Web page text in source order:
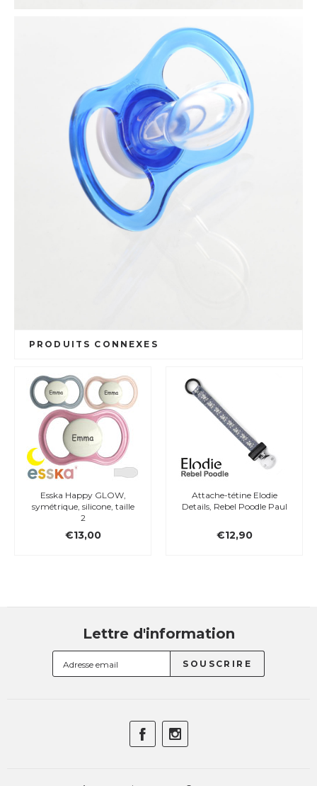
PRODUITS CONNEXES
Esska Happy GLOW,
symétrique, silicone, taille
2
€13,00
Attache-tétine Elodie
Details, Rebel Poodle Paul
€12,90
Lettre d'information